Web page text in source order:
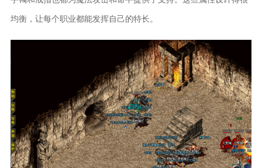
均衡，让每个职业都能发挥自己的特长。